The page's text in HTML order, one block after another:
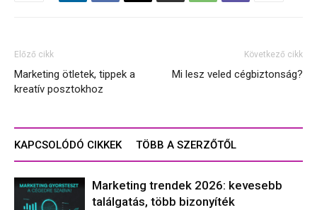
Előző cikk
Marketing ötletek, tippek a
kreatív posztokhoz
Következő cikk
Mi lesz veled cégbiztonság?
KAPCSOLÓDÓ CIKKEK TÖBB A SZERZŐTŐL
Marketing trendek 2026: kevesebb
találgatás, több bizonyíték